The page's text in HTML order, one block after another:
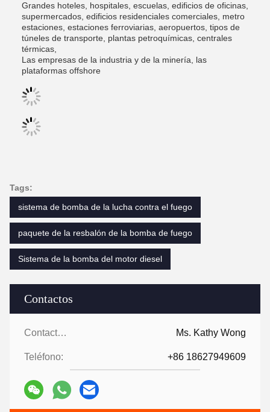
Contactos
Contactos: Ms. Kathy Wong
Teléfono: +86 18627949609
Grandes hoteles, hospitales, escuelas, edificios de oficinas,
supermercados, edificios residenciales comerciales, metro
estaciones, estaciones ferroviarias, aeropuertos, tipos de
túneles de transporte, plantas petroquímicas, centrales
térmicas,
Las empresas de la industria y de la minería, las
plataformas offshore
Tags:
sistema de bomba de la lucha contra el fuego
paquete de la resbalón de la bomba de fuego
Sistema de la bomba del motor diesel